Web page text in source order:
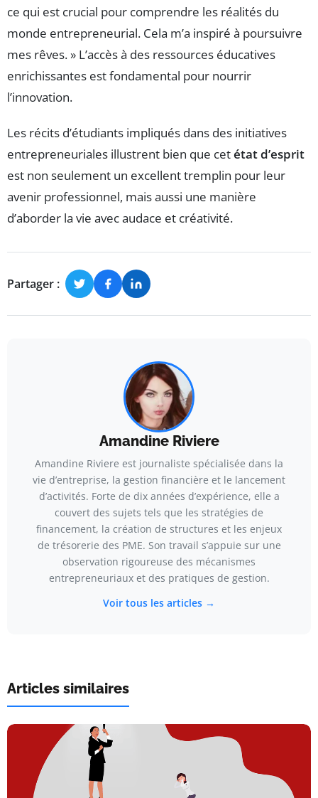
ce qui est crucial pour comprendre les réalités du
monde entrepreneurial. Cela m’a inspiré à poursuivre
mes rêves. » L’accès à des ressources éducatives
enrichissantes est fondamental pour nourrir
l’innovation.
Les récits d’étudiants impliqués dans des initiatives
entrepreneuriales illustrent bien que cetétat d’esprit
est non seulement un excellent tremplin pour leur
avenir professionnel, mais aussi une manière
d’aborder la vie avec audace et créativité.
Partager :
Amandine Riviere
Amandine Riviere est journaliste spécialisée dans la
vie d’entreprise, la gestion financière et le lancement
d’activités. Forte de dix années d’expérience, elle a
couvert des sujets tels que les stratégies de
financement, la création de structures et les enjeux
de trésorerie des PME. Son travail s’appuie sur une
observation rigoureuse des mécanismes
entrepreneuriaux et des pratiques de gestion.
Voir tous les articles →
Articles similaires